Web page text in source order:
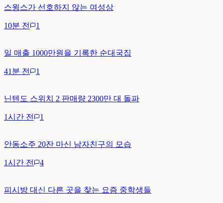
스윙스가 선호하지 않는 여성상
10분 전 1
일 매출 1000만원을 기록한 순대국집
41분 전 1
닌텐도 스위치 2 판매량 2300만 대 돌파
1시간 전 1
안동소주 20잔 마신 남자친구의 모습
1시간 전 4
피시방 대신 다른 곳을 찾는 요즘 중학생들